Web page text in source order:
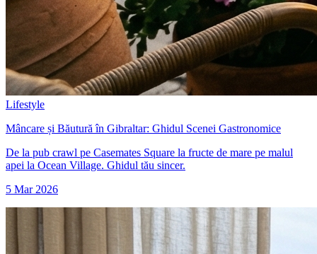
Lifestyle
Mâncare și Băutură în Gibraltar: Ghidul Scenei Gastronomice
De la pub crawl pe Casemates Square la fructe de mare pe malul
apei la Ocean Village. Ghidul tău sincer.
5 Mar 2026